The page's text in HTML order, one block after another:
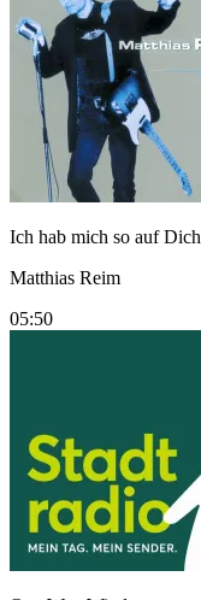
Ich hab mich so auf
Matthias Reim
05:50